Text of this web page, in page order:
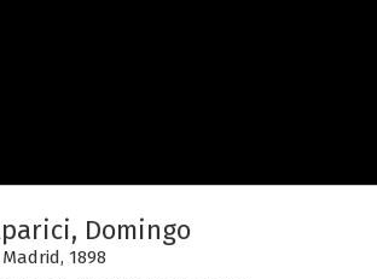
Domingo
1898